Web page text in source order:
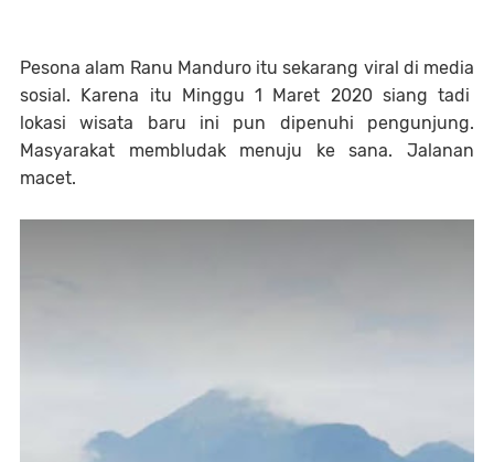
Pesona alam Ranu Manduro itu sekarang viral di media
sosial. Karena itu Minggu 1 Maret 2020 siang tadi
lokasi wisata baru ini pun dipenuhi pengunjung.
Masyarakat membludak menuju ke sana. Jalanan
macet.